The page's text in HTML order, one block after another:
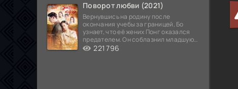
Поворот любви (2021)
Вернувшись на родину после
окончания учебы за границей, Бо
узнает, что её жених Понг оказался
предателем. Он соблазнил младшую
сестру хозяина
221 796